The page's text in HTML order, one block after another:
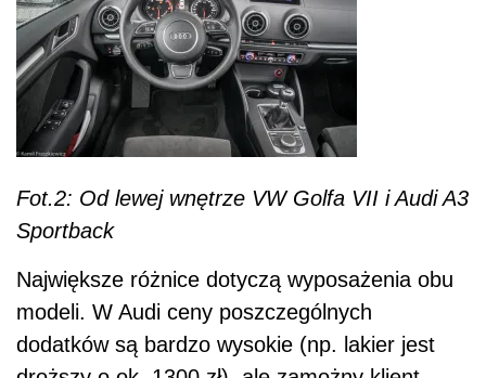
Fot.2: Od lewej wnętrze VW Golfa VII i Audi A3
Sportback
Największe różnice dotyczą wyposażenia obu
modeli. W Audi ceny poszczególnych
dodatków są bardzo wysokie (np. lakier jest